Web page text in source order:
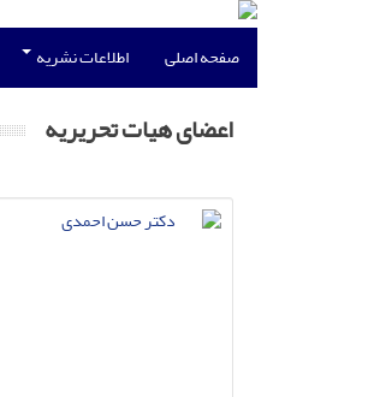
صفحه اصلی اطلاعات نشریه
اعضای هیات تحریریه